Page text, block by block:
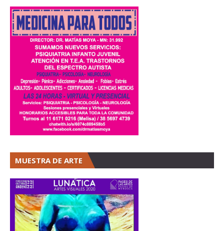
MUESTRA DE ARTE